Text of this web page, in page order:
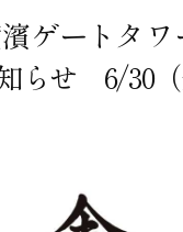
ゲートタ
らせ 6/30（